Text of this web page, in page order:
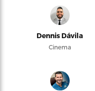
Dennis Dávila
Cinema